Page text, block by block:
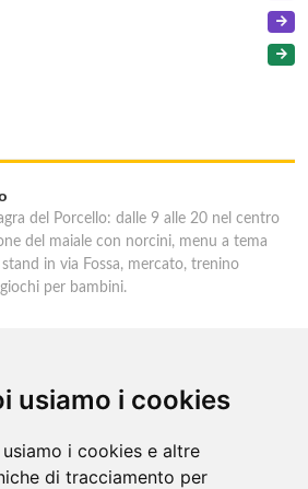
usiamo i cookies
i cookies e altre
di tracciamento per
del Porcello: dalle 9 alle 20 nel centro
del maiale con norcini, menu a tema
in via Fossa, mercato, trenino
per bambini.
vini d'eccellenza e vacanze
Alto Adige tradizione contadina e
un'esperienza autentica. Törggelen nelle
tradizioni vitivinicole e vacanze
e produttori locali.